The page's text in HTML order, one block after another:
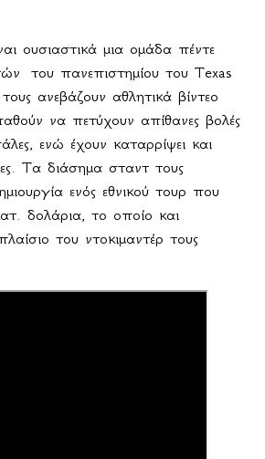
ουσιαστικά μια ομάδα πέντε
του πανεπιστημίου του Texas
ανεβάζουν αθλητικά βίντεο
να πετύχουν απίθανες βολές
ενώ έχουν καταρρίψει και
Τα διάσημα σταντ τους
ενός εθνικού τουρ που
δολάρια, το οποίο και
του ντοκιμαντέρ τους